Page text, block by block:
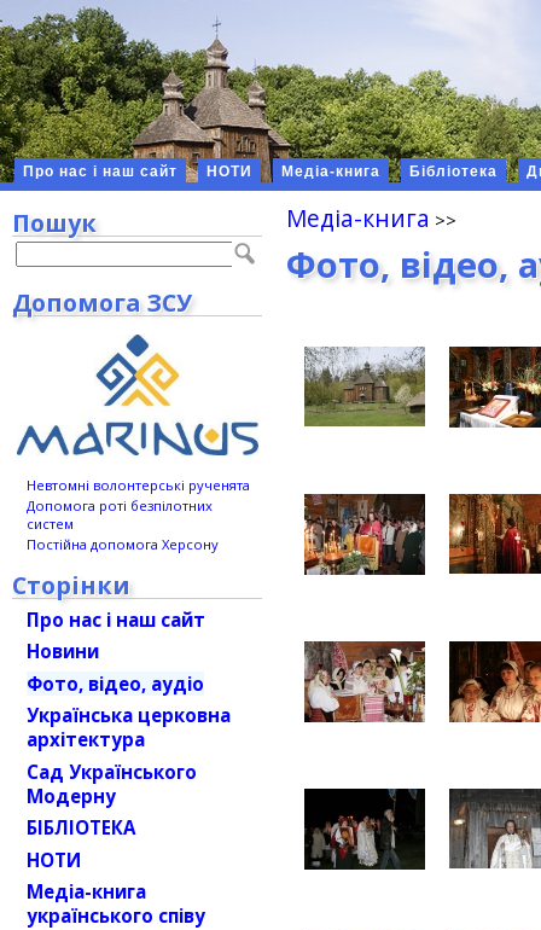
Про нас і наш сайт НОТИ Медіа-книга Бібліотека
Медіа-книга
Фото, відео,
Пошук
Допомога ЗСУ
Невтомні волонтерські рученята
Допомога роті безпілотних
систем
Постійна допомога Херсону
Сторінки
Про нас і наш сайт
Новини
Фото, відео, аудіо
Українська церковна
архітектура
Сад Українського
Модерну
БІБЛІОТЕКА
НОТИ
Медіа-книга
українського співу